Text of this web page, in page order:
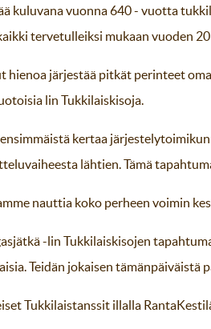
kuluvana vuonna 640 - vuotta
tervetulleiksi mukaan vuoden
hienoa järjestää pitkät perinteet
lin Tukkilaiskisoja.
kertaa
lähtien. Tämä
nauttia koko perheen voimin
-lin Tukkilaiskisojen
Teidän jokaisen tämänpäiväistä
Tukkilaistanssit illalla